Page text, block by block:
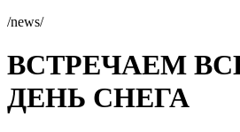
/news/
ВСТРЕЧАЕМ
ДЕНЬ СНЕГА